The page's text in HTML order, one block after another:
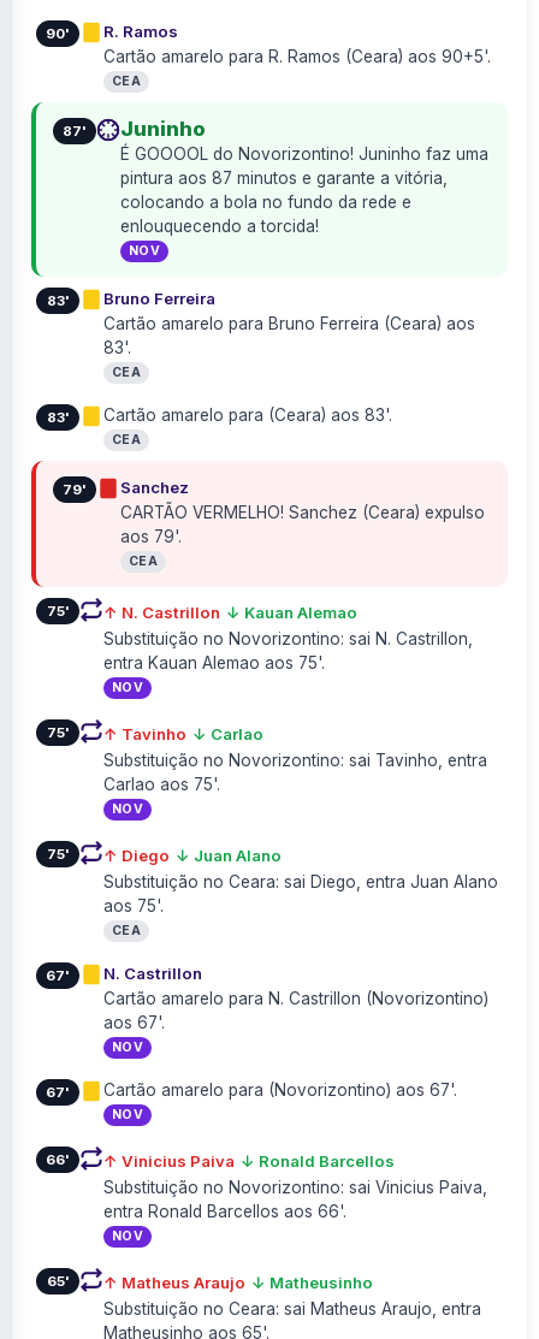
90'
R. Ramos
Cartão amarelo para R. Ramos (Ceara) aos 90+5'.
CEA
87' Juninho
É GOOOOL do Novorizontino! Juninho faz uma
pintura aos 87 minutos e garante a vitória,
colocando a bola no fundo da rede e
enlouquecendo a torcida!
NOV
83'
Bruno Ferreira
Cartão amarelo para Bruno Ferreira (Ceara) aos
83'.
CEA
83' Cartão amarelo para (Ceara) aos 83'.
CEA
79'
Sanchez
CARTÃO VERMELHO! Sanchez (Ceara) expulso
aos 79'.
CEA
75' ↑ N. Castrillon ↓ Kauan Alemao
Substituição no Novorizontino: sai N. Castrillon,
entra Kauan Alemao aos 75'.
NOV
75' ↑ Tavinho ↓ Carlao
Substituição no Novorizontino: sai Tavinho, entra
Carlao aos 75'.
NOV
75' ↑ Diego ↓ Juan Alano
Substituição no Ceara: sai Diego, entra Juan Alano
aos 75'.
CEA
67'
N. Castrillon
Cartão amarelo para N. Castrillon (Novorizontino)
aos 67'.
NOV
67' Cartão amarelo para (Novorizontino) aos 67'.
NOV
66' ↑ Vinicius Paiva ↓ Ronald Barcellos
Substituição no Novorizontino: sai Vinicius Paiva,
entra Ronald Barcellos aos 66'.
NOV
65' ↑ Matheus Araujo ↓ Matheusinho
Substituição no Ceara: sai Matheus Araujo, entra
Matheusinho aos 65'.